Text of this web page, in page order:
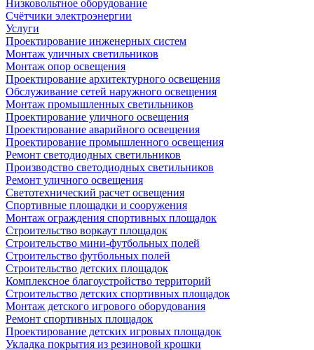
Низковольтное оборудование
Счётчики электроэнергии
Услуги
Проектирование инженерных систем
Монтаж уличных светильников
Монтаж опор освещения
Проектирование архитектурного освещения
Обслуживание сетей наружного освещения
Монтаж промышленных светильников
Проектирование уличного освещения
Проектирование аварийного освещения
Проектирование промышленного освещения
Ремонт светодиодных светильников
Производство светодиодных светильников
Ремонт уличного освещения
Светотехнический расчет освещения
Спортивные площадки и сооружения
Монтаж ограждения спортивных площадок
Строительство воркаут площадок
Строительство мини-футбольных полей
Строительство футбольных полей
Строительство детских площадок
Комплексное благоустройство территорий
Строительство детских спортивных площадок
Монтаж детского игрового оборудования
Ремонт спортивных площадок
Проектирование детских игровых площадок
Укладка покрытия из резиновой крошки